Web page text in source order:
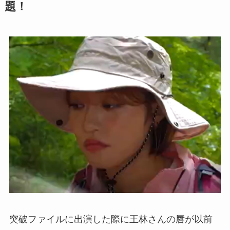
題！
突破ファイルに出演した際に王林さんの唇が以前